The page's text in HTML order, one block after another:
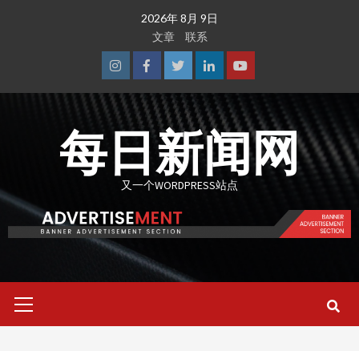
2026年 8月 9日
文章
联系
InstagramFacebook
TwitterLinkedinYoutube
每日新闻网
又一个WORDPRESS站点
Menu